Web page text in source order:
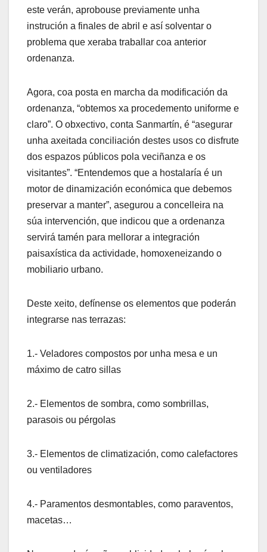
este verán, aprobouse previamente unha
instrución a finales de abril e así solventar o
problema que xeraba traballar coa anterior
ordenanza.
Agora, coa posta en marcha da modificación da
ordenanza, “obtemos xa procedemento uniforme e
claro”. O obxectivo, conta Sanmartín, é “asegurar
unha axeitada conciliación destes usos co disfrute
dos espazos públicos pola veciñanza e os
visitantes”. “Entendemos que a hostalaría é un
motor de dinamización económica que debemos
preservar a manter”, asegurou a concelleira na
súa intervención, que indicou que a ordenanza
servirá tamén para mellorar a integración
paisaxística da actividade, homoxeneizando o
mobiliario urbano.
Deste xeito, defínense os elementos que poderán
integrarse nas terrazas:
1.- Veladores compostos por unha mesa e un
máximo de catro sillas
2.- Elementos de sombra, como sombrillas,
parasois ou pérgolas
3.- Elementos de climatización, como calefactores
ou ventiladores
4.- Paramentos desmontables, como paraventos,
macetas…